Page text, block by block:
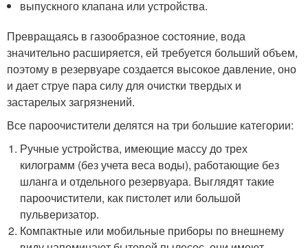
выпускного клапана или устройства.
Превращаясь в газообразное состояние, вода
значительно расширяется, ей требуется больший объем,
поэтому в резервуаре создается высокое давление, оно
и дает струе пара силу для очистки твердых и
застарелых загрязнений.
Все пароочистители делятся на три большие категории:
Ручные устройства, имеющие массу до трех
килограмм (без учета веса воды), работающие без
шланга и отдельного резервуара. Выглядят такие
пароочистители, как пистолет или большой
пульверизатор.
Компактные или мобильные приборы по внешнему